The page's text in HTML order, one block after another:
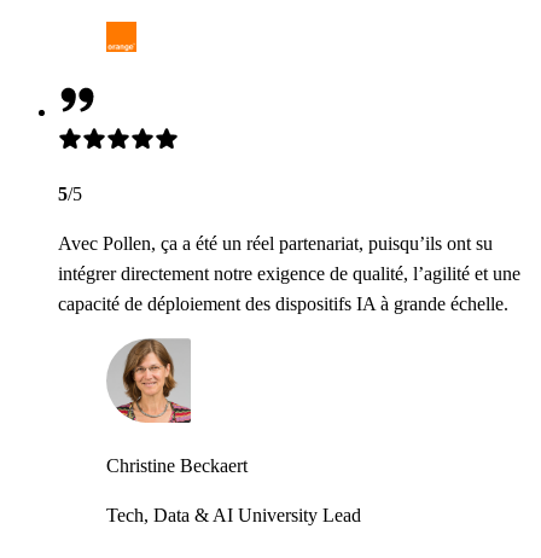
5/5
Avec Pollen, ça a été un réel partenariat, puisqu’ils ont su
intégrer directement notre exigence de qualité, l’agilité et une
capacité de déploiement des dispositifs IA à grande échelle.
Christine Beckaert
Tech, Data & AI University Lead